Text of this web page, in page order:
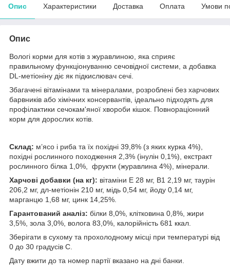
Опис Характеристики Доставка Оплата Умови
Опис
Вологі корми для котів з журавлиною, яка сприяє
правильному функціонуванню сечовідної системи, а добавка
DL-метіоніну діє як підкислювач сечі.
Збагачені вітамінами та мінералами, розроблені без харчових
барвників або хімічних консервантів, ідеально підходять для
профілактики сечокам'яної хвороби кішок. Повнораціонний
корм для дорослих котів.
Склад: м’ясо і риба та їх похідні 39,8% (з яких курка 4%),
похідні рослинного походження 2,3% (інулін 0,1%), екстракт
рослинного білка 1,0%, фрукти (журавлина 4%), мінерали.
Харчові добавки (на кг): вітаміни Е 28 мг, В1 2,19 мг, таурін
206,2 мг, дл-метіонін 210 мг, мідь 0,54 мг, йоду 0,14 мг,
марганцю 1,68 мг, цинк 14,25%.
Гарантований аналіз: білки 8,0%, клітковина 0,8%, жири
3,5%, зола 3,0%, волога 83,0%, калорійність 681 ккал.
Зберігати в сухому та прохолодному місці при температурі від
0 до 30 градусів С.
Дату вжити до та номер партії вказано на дні банки.